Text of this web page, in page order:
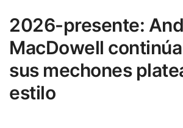
2026-presente:
MacDowell
sus mechones
estilo